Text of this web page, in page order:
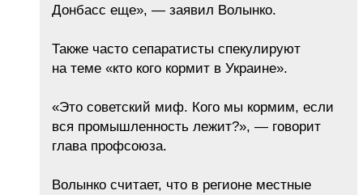
Донбасс еще», — заявил Волынко.
Также часто сепаратисты спекулируют
на теме «кто кого кормит в Украине».
«Это советский миф. Кого мы кормим, если
вся промышленность лежит?», — говорит
глава профсоюза.
Волынко считает, что в регионе местные